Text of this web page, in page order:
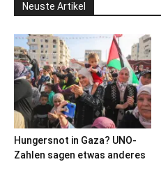
Neuste Artikel
Hungersnot in Gaza? UNO-
Zahlen sagen etwas anderes